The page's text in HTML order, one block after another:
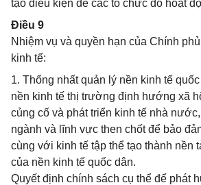
tạo điều kiện để các tổ chức đó hoạt
Điều 9
Nhiệm vụ và quyền hạn của Chính
kinh tế:
1. Thống nhất quản lý nền kinh tế
nền kinh tế thị trường định hướng xã
củng cố và phát triển kinh tế nhà
ngành và lĩnh vực then chốt để bảo
cùng với kinh tế tập thể tạo thành nền
của nền kinh tế quốc dân.
Quyết định chính sách cụ thể để phát